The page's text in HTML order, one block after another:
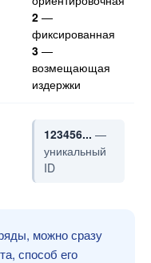
2 —
фиксированная
3 —
возмещающая
издержки
123456... —
уникальный
ID
можно сразу
способ его